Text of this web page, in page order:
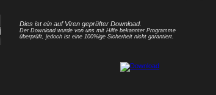
Dies ist ein auf Viren geprüfter Download.
Der Download wurde von uns mit Hilfe bekannter Programme
überprüft, jedoch ist eine 100%ige Sicherheit nicht garantiert.